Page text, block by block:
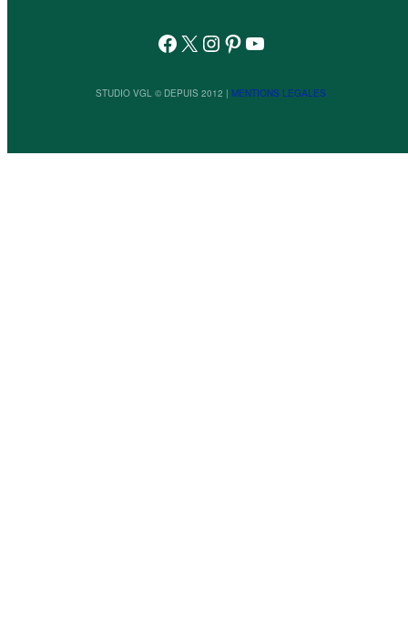
Facebook
X Instagram
Pinterest
YouTube
STUDIO VGL © DEPUIS 2012 |MENTIONS LEGALES